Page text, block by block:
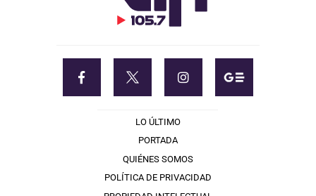
LO ÚLTIMO
PORTADA
QUIÉNES SOMOS
POLÍTICA DE PRIVACIDAD